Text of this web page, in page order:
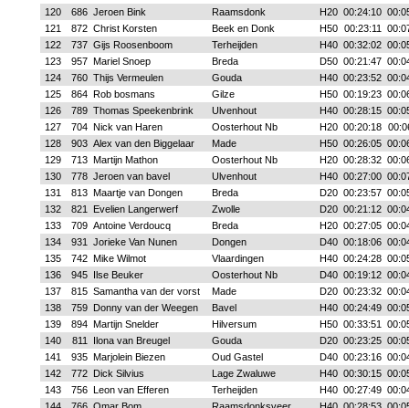
120
686 Jeroen Bink Raamsdonk H20 00:24:10
121
872 Christ Korsten Beek en Donk H50 00:23:11
122
737 Gijs Roosenboom Terheijden H40 00:32:02
123
957 Mariel Snoep Breda D50 00:21:47
124
760 Thijs Vermeulen Gouda H40 00:23:52
125
864 Rob bosmans Gilze H50 00:19:23
126
789 Thomas Speekenbrink Ulvenhout H40 00:28:15
127
704 Nick van Haren Oosterhout Nb H20 00:20:18
128
903 Alex van den Biggelaar Made H50 00:26:05
129
713 Martijn Mathon Oosterhout Nb H20 00:28:32
130
778 Jeroen van bavel Ulvenhout H40 00:27:00
131
813 Maartje van Dongen Breda D20 00:23:57
132
821 Evelien Langerwerf Zwolle D20 00:21:12
133
709 Antoine Verdoucq Breda H20 00:27:05
134
931 Jorieke Van Nunen Dongen D40 00:18:06
135
742 Mike Wilmot Vlaardingen H40 00:24:28
136
945 Ilse Beuker Oosterhout Nb D40 00:19:12
137
815 Samantha van der vorst Made D20 00:23:32
138
759 Donny van der Weegen Bavel H40 00:24:49
139
894 Martijn Snelder Hilversum H50 00:33:51
140
811 Ilona van Breugel Gouda D20 00:23:25
141
935 Marjolein Biezen Oud Gastel D40 00:23:16
142
772 Dick Silvius Lage Zwaluwe H40 00:30:15
143
756 Leon van Efferen Terheijden H40 00:27:49